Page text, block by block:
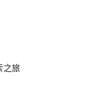
之旅